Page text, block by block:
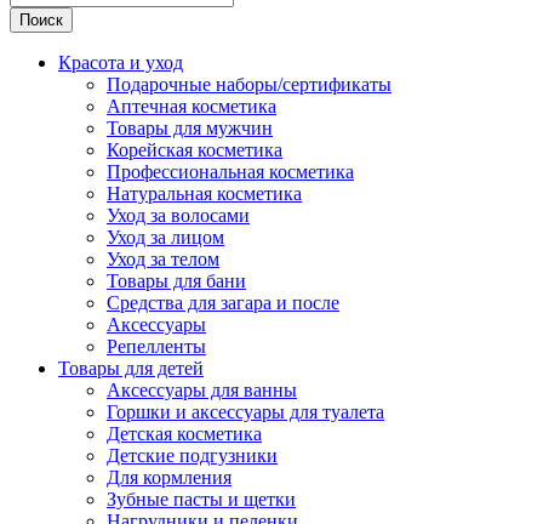
Поиск
Красота и уход
Подарочные наборы/сертификаты
Аптечная косметика
Товары для мужчин
Корейская косметика
Профессиональная косметика
Натуральная косметика
Уход за волосами
Уход за лицом
Уход за телом
Товары для бани
Средства для загара и после
Аксессуары
Репелленты
Товары для детей
Аксессуары для ванны
Горшки и аксессуары для туалета
Детская косметика
Детские подгузники
Для кормления
Зубные пасты и щетки